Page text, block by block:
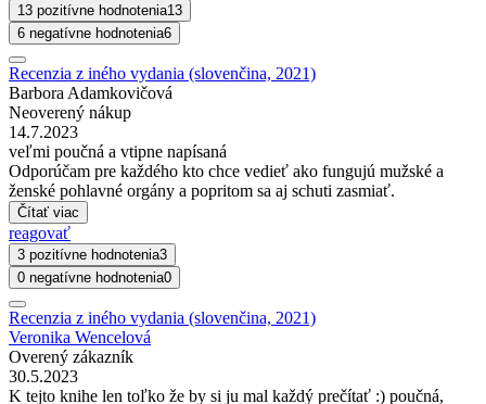
13 pozitívne hodnotenia13
6 negatívne hodnotenia6
Recenzia z iného vydania (slovenčina, 2021)
Barbora Adamkovičová
Neoverený nákup
14.7.2023
veľmi poučná a vtipne napísaná
Odporúčam pre každého kto chce vedieť ako fungujú mužské a
ženské pohlavné orgány a popritom sa aj schuti zasmiať.
Čítať viac
reagovať
3 pozitívne hodnotenia3
0 negatívne hodnotenia0
Recenzia z iného vydania (slovenčina, 2021)
Veronika Wencelová
Overený zákazník
30.5.2023
K tejto knihe len toľko že by si ju mal každý prečítať :) poučná,